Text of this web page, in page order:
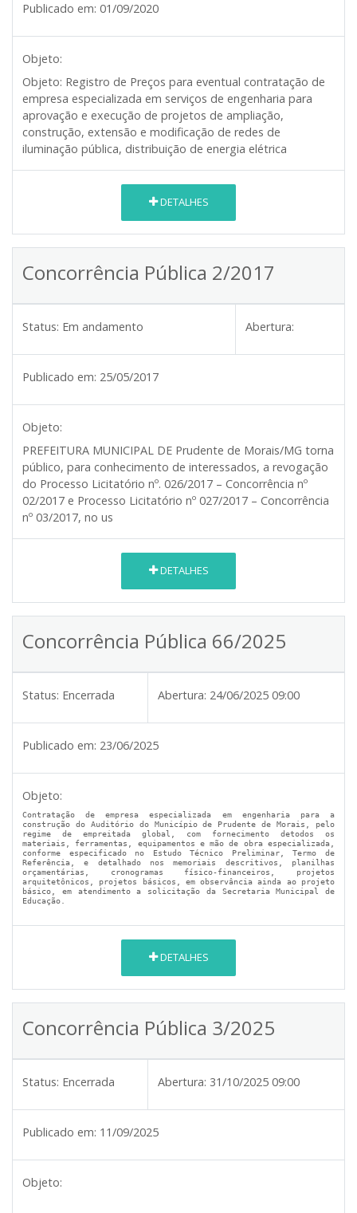
Publicado em: 01/09/2020
Objeto:
Objeto: Registro de Preços para eventual contratação de
empresa especializada em serviços de engenharia para
aprovação e execução de projetos de ampliação,
construção, extensão e modificação de redes de
iluminação pública, distribuição de energia elétrica
DETALHES
Concorrência Pública 2/2017
Status: Em andamento Abertura:
Publicado em: 25/05/2017
Objeto:
PREFEITURA MUNICIPAL DE Prudente de Morais/MG torna
público, para conhecimento de interessados, a revogação
do Processo Licitatório nº. 026/2017 – Concorrência nº
02/2017 e Processo Licitatório nº 027/2017 – Concorrência
nº 03/2017, no us
DETALHES
Concorrência Pública 66/2025
Status: Encerrada Abertura: 24/06/2025 09:00
Publicado em: 23/06/2025
Objeto:
Contratação de empresa especializada em engenharia para a
construção do Auditório do Município de Prudente de Morais, pelo
regime de empreitada global, com fornecimento detodos os
materiais, ferramentas, equipamentos e mão de obra especializada,
conforme especificado no Estudo Técnico Preliminar, Termo de
Referência, e detalhado nos memoriais descritivos, planilhas
orçamentárias, cronogramas físico-financeiros, projetos
arquitetônicos, projetos básicos, em observância ainda ao projeto
básico, em atendimento a solicitação da Secretaria Municipal de
Educação.
DETALHES
Concorrência Pública 3/2025
Status: Encerrada Abertura: 31/10/2025 09:00
Publicado em: 11/09/2025
Objeto: